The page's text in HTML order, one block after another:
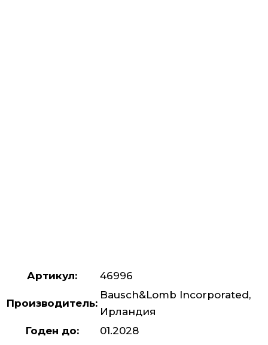
Артикул: 46996
Производитель:
Bausch&Lomb Incorporated,
Ирландия
Годен до:
01.2028